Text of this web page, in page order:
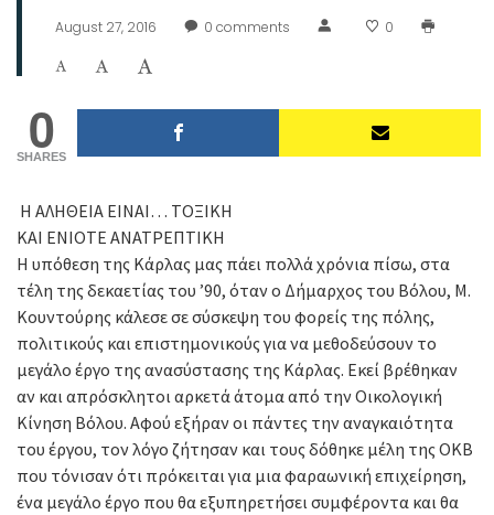
August 27, 2016 0 comments 0
0
SHARES
Η ΑΛΗΘΕΙΑ ΕΙΝΑΙ… ΤΟΞΙΚΗ
ΚΑΙ ΕΝΙΟΤΕ ΑΝΑΤΡΕΠΤΙΚΗ
Η υπόθεση της Κάρλας μας πάει πολλά χρόνια πίσω, στα
τέλη της δεκαετίας του ’90, όταν ο Δήμαρχος του Βόλου, Μ.
Κουντούρης κάλεσε σε σύσκεψη του φορείς της πόλης,
πολιτικούς και επιστημονικούς για να μεθοδεύσουν το
μεγάλο έργο της ανασύστασης της Κάρλας. Εκεί βρέθηκαν
αν και απρόσκλητοι αρκετά άτομα από την Οικολογική
Κίνηση Βόλου. Αφού εξήραν οι πάντες την αναγκαιότητα
του έργου, τον λόγο ζήτησαν και τους δόθηκε μέλη της ΟΚΒ
που τόνισαν ότι πρόκειται για μια φαραωνική επιχείρηση,
ένα μεγάλο έργο που θα εξυπηρετήσει συμφέροντα και θα